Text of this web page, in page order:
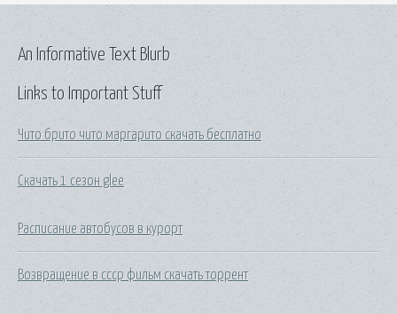
Links to Important Stuff
Чито брито чито маргарито скачать бесплатно
Скачать 1 сезон glee
Расписание автобусов в курорт
Возвращение в ссср фильм скачать торрент
An Informative Text Blurb